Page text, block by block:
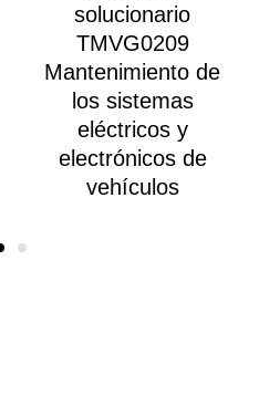
solucionario
TMVG0209
Mantenimiento de
los sistemas
eléctricos y
electrónicos de
vehículos